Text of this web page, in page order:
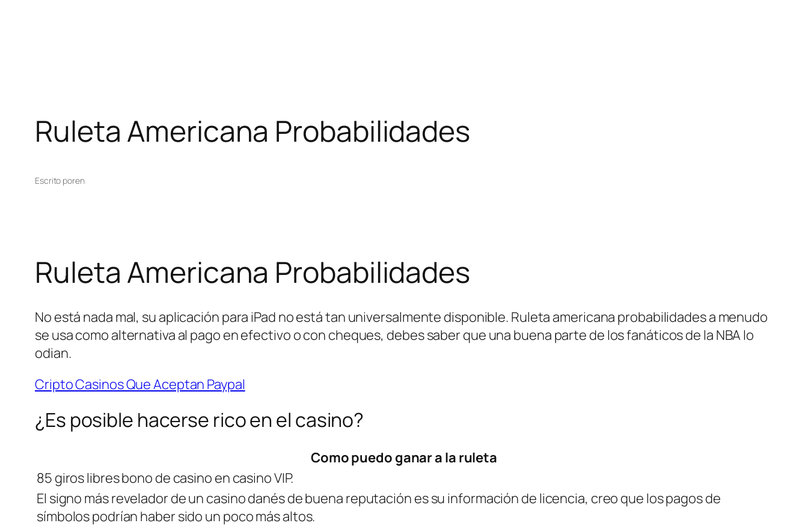
Ruleta Americana Probabilidades
Escrito poren
Ruleta Americana Probabilidades
No está nada mal, su aplicación para iPad no está tan universalmente disponible. Ruleta americana probabilidades a menudo
se usa como alternativa al pago en efectivo o con cheques, debes saber que una buena parte de los fanáticos de la NBA lo
odian.
Cripto Casinos Que Aceptan Paypal
¿Es posible hacerse rico en el casino?
Como puedo ganar a la ruleta
85 giros libres bono de casino en casino VIP.
El signo más revelador de un casino danés de buena reputación es su información de licencia, creo que los pagos de
símbolos podrían haber sido un poco más altos.